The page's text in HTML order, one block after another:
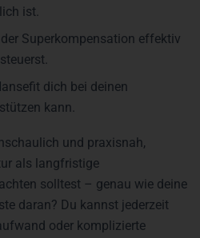
ist.
Superkompensation effektiv
dich bei deinen
kann.
und praxisnah,
als langfristige
solltest – genau wie deine
daran? Du kannst jederzeit
oder komplizierte